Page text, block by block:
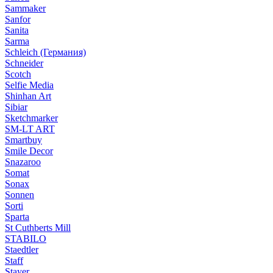
Sammaker
Sanfor
Sanita
Sarma
Schleich (Германия)
Schneider
Scotch
Selfie Media
Shinhan Art
Sibiar
Sketchmarker
SM-LT ART
Smartbuy
Smile Decor
Snazaroo
Somat
Sonax
Sonnen
Sorti
Sparta
St Cuthberts Mill
STABILO
Staedtler
Staff